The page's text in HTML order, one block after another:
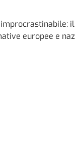
europee e